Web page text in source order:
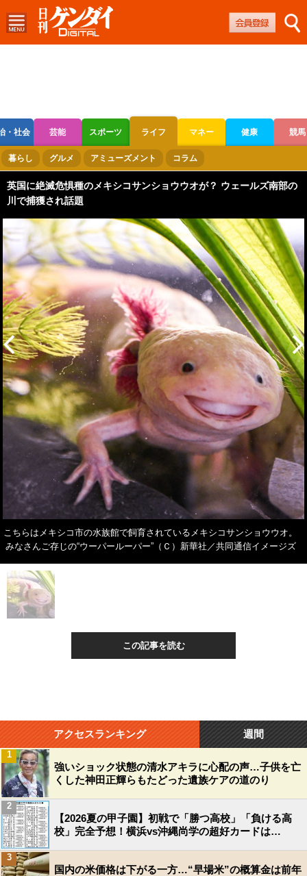
・社会 芸能 スポーツ ライフ マネー 健康 競馬
ボートレース 競輪 オートレース
暮らし グルメ アミューズメント コラム
英国に絶滅危惧種のメキシコサンショウウオが？ ウェールズ南部の
川で捕獲され話題
こちらはメキシコ市の水族館で飼育されているメキシコサンショウウオ。
みなさんご存じの“ウーパールーパー”（Ｃ）新華社／共同通信イメージズ
この記事を読む
アクセスランキング 週間
強いショック状態の清水アキラに心配の声…子供を亡
くした神田正輝らもたどった遺族ケアの道のり
1
【2026夏の甲子園】初戦で「勝つ高校」「負ける高
校」完全予想！横浜vs沖縄尚学の超好カードは…
2
国内の米価格は下がる一方…“早場米”の概算金は前年
3